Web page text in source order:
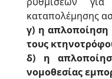
καταπολέμησης
γ) η απλοποίηση
τους
δ) η
νομοθεσίας